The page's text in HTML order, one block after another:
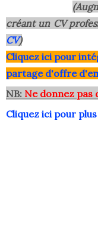
créant un CV
CV)
Cliquez ici pour
partage d'offre
NB: Ne donnez
Cliquez ici pour